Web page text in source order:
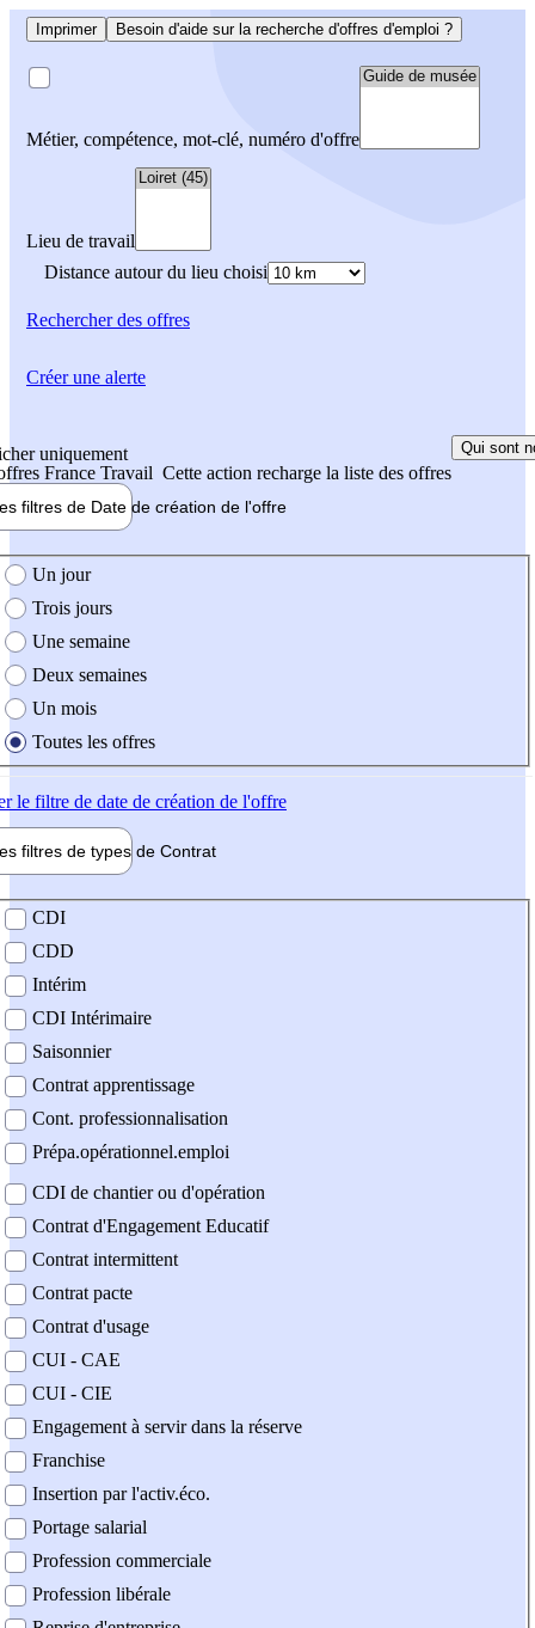
Imprimer Besoin d'aide sur la recherche d'offres d'emploi ?
Métier, compétence, mot-clé, numéro d'offre
Lieu de travail
Distance autour du lieu choisi
Rechercherdes offres
uniquement
France Travail Cette action recharge la liste des offres
Qui sont
filtres de Date de création de l'offre
création de l'offre
Un jour
Trois jours
Une semaine
Deux semaines
Un mois
Toutes les offres
le filtre de date de création de l'offre
filtres de types de Contrat
contrat
CDI
CDD
Intérim
CDI Intérimaire
Saisonnier
Contrat apprentissage
Cont. professionnalisation
Prépa.opérationnel.emploi
CDI de chantier ou d'opération
Contrat d'Engagement Educatif
Contrat intermittent
Contrat pacte
Contrat d'usage
CUI - CAE
CUI - CIE
Engagement à servir dans la réserve
Franchise
Insertion par l'activ.éco.
Portage salarial
Profession commerciale
Profession libérale
Créer une alerte